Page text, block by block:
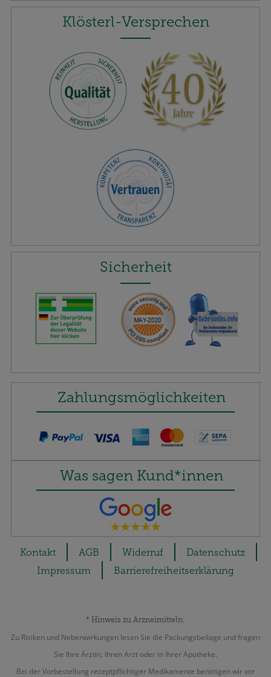
Klösterl-Versprechen
Sicherheit
Zahlungsmöglichkeiten
Was sagen Kund*innen
Kontakt AGB Widerruf
Datenschutz
Impressum
Barrierefreiheitserklärung
* Hinweis zu Arzneimitteln:
Zu Risiken und Nebenwirkungen lesen Sie die Packungsbeilage und fragen
Sie Ihre Ärztin, Ihren Arzt oder in Ihrer Apotheke.
Bei der Vorbestellung rezeptpflichtiger Medikamente benötigen wir vor